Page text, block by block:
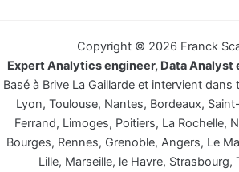
Copyright © 2026 Franck
Expert Analytics engineer, Data Analyst
Basé à Brive La Gaillarde et intervient dans
Lyon, Toulouse, Nantes, Bordeaux,
Ferrand, Limoges, Poitiers, La Rochelle,
Bourges, Rennes, Grenoble, Angers, Le
Lille, Marseille, le Havre, Strasbourg,